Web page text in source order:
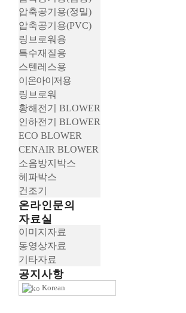
압축공기용(정밀)
압축공기용(PVC)
링브로워용
특수재질용
스텐레스용
이온아이저용
링브로워
황해전기 BLOWER
인하전기 BLOWER
ECO BLOWER
CENAIR BLOWER
소음방지박스
헤파박스
건조기
온라인문의
자료실
이미지자료
동영상자료
기타자료
공지사항
Korean